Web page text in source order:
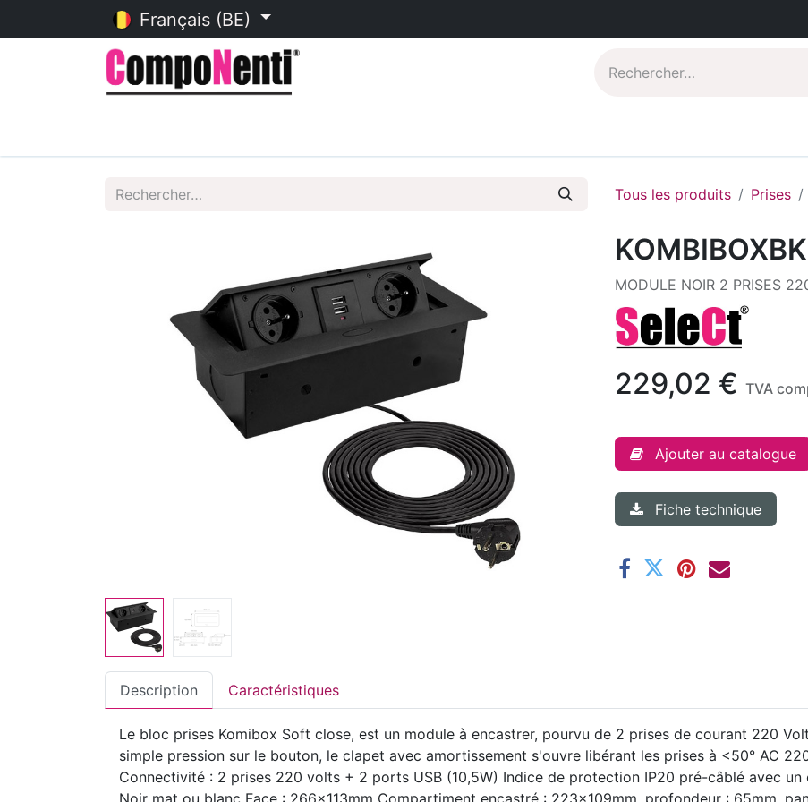
Français (BE)
Tous les produits Prises
KOMBIBOXBK
MODULE NOIR 2 PRISES
229,02 € TVA
Ajouter au catalogue
Fiche technique
Description Caractéristiques
Le bloc prises Komibox Soft close, est un module à encastrer, pourvu de 2 prises de courant 220
simple pression sur le bouton, le clapet avec amortissement s'ouvre libérant les prises à <50° AC
Connectivité : 2 prises 220 volts + 2 ports USB (10,5W) Indice de protection IP20 pré-câblé avec un
Noir mat ou blanc Face : 266x113mm Compartiment encastré : 223x109mm, profondeur : 65mm,